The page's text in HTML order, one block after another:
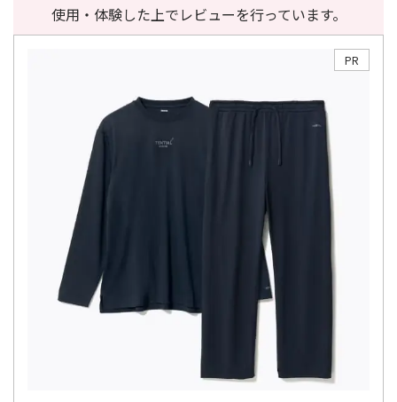
使用・体験した上でレビューを行っています。
PR